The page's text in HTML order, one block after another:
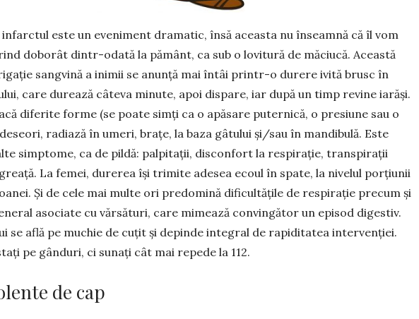
infarctul este un eveniment dra­matic, însă aceasta nu înseamnă că îl vom
doborât dintr-odată la pă­mânt, ca sub o lovitură de măciucă. A­ceastă
sang­vină a inimii se anunță mai întâi printr-o durere ivită brusc în
care durează câteva minute, apoi dispare, iar după un timp revine iarăși.
diferite forme (se poate simți ca o apăsare puternică, o pre­siune sau o
radiază în umeri, brațe, la baza gâtului și/sau în man­dibulă. Este
simptome, ca de pildă: palpitații, disconfort la respirație, trans­pira­ții
La femei, durerea își tri­mite adesea ecoul în spate, la nivelul porțiunii
Și de cele mai multe ori pre­domină dificultățile de respirație precum și
asociate cu vărsături, care mi­mea­ză convingător un episod digestiv.
se află pe muchie de cuțit și depinde inte­gral de rapiditatea intervenției.
pe gânduri, ci sunați cât mai repede la 112.
de cap